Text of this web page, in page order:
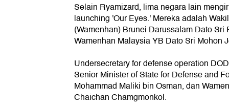
Selain Ryamizard, lima negara lain
launching 'Our Eyes.' Mereka adalah
(Wamenhan) Brunei Darussalam Dato
Wamenhan Malaysia YB Dato Sri Mohon
Undersecretary for defense operation
Senior Minister of State for Defense and
Mohammad Maliki bin Osman, dan
Chaichan Chamgmonkol.